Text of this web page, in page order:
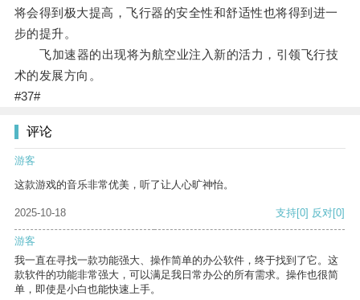
将会得到极大提高，飞行器的安全性和舒适性也将得到进一
步的提升。
飞加速器的出现将为航空业注入新的活力，引领飞行技
术的发展方向。
#37#
评论
游客
这款游戏的音乐非常优美，听了让人心旷神怡。
2025-10-18 支持[0] 反对[0]
游客
我一直在寻找一款功能强大、操作简单的办公软件，终于找到了它。这
款软件的功能非常强大，可以满足我日常办公的所有需求。操作也很简
单，即使是小白也能快速上手。